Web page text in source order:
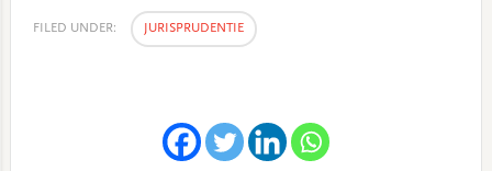
FILED UNDER: JURISPRUDENTIE